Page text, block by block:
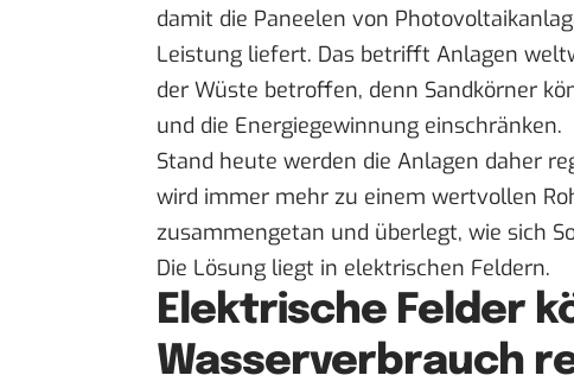
damit die Paneelen von
Leistung liefert. Das betrifft Anlagen
der Wüste betroffen, denn Sandkörner
und die Energiegewinnung einschränken.
Stand heute werden die Anlagen daher
wird immer mehr zu einem wertvollen
zusammengetan und überlegt, wie sich
Die Lösung liegt in elektrischen Feldern.
Elektrische Felder
Wasserverbrauch